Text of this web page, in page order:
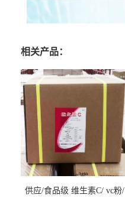
相关产品：
供应/食品级 维生素C/ vc粉/